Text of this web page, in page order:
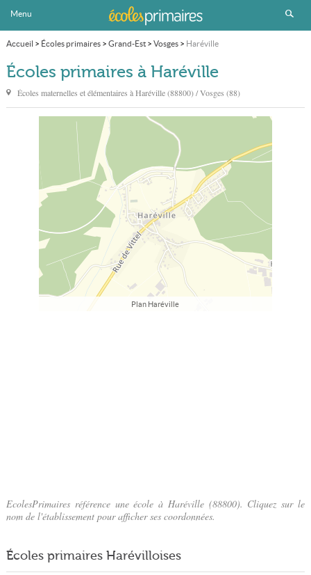
Menu
Accueil > Écoles primaires> Grand-Est> Vosges> Haréville
Écoles primaires à Haréville
Écoles maternelles et élémentaires àHaréville(88800) / Vosges (88)
Plan Haréville
EcolesPrimaires référence une école à Haréville (88800). Cliquez sur le
nom de l'établissement pour afficher ses coordonnées.
Écoles primaires Harévilloises